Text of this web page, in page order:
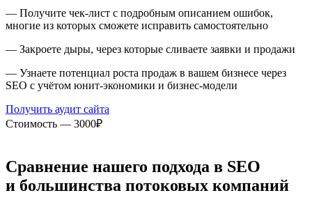
— Получите чек-лист с подробным описанием ошибок,
многие из которых сможете исправить самостоятельно
— Закроете дыры, через которые сливаете заявки и продажи
— Узнаете потенциал роста продаж в вашем бизнесе через
SEO с учётом юнит-экономики и бизнес-модели
Получить аудит сайта
Стоимость — 3000₽
Сравнение нашего подхода в SEO
и большинства потоковых компаний